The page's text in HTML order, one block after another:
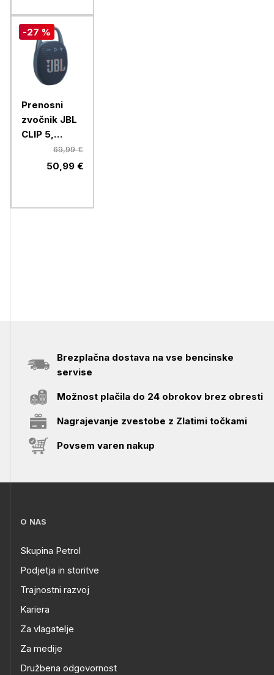
-27 %
Prenosni
zvočnik JBL
CLIP 5,
69,99 €
50,99 €
Brezplačna dostava na vse bencinske
servise
Možnost plačila do 24 obrokov brez obresti
Nagrajevanje zvestobe z Zlatimi točkami
Povsem varen nakup
O NAS
Skupina Petrol
Podjetja in storitve
Trajnostni razvoj
Kariera
Za vlagatelje
Za medije
Družbena odgovornost